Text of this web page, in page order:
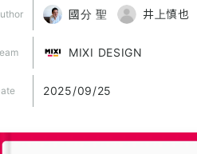
國分 聖 井上慎也
MIXI DESIGN
2025/09/25